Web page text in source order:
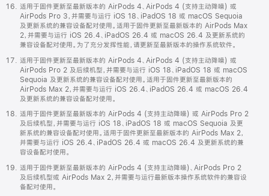
适用于固件更新至最新版本的 AirPods 4、AirPods 4 (支持主动降噪) 或
AirPods Pro 3，并需要与运行 iOS 18、iPadOS 18 或 macOS Sequoia
及更新系统的兼容设备配对使用。适用于固件更新至最新版本的 AirPods Max
2，并需要与运行 iOS 26.4、iPadOS 26.4 或 macOS 26.4 及更新系统的
兼容设备配对使用。为了充分发挥性能，请更新至最新版本的操作系统软件。
适用于固件更新至最新版本的 AirPods 4、AirPods 4 (支持主动降噪) 或
AirPods Pro 2 及后续机型，并需要与运行 iOS 18、iPadOS 18 或 macOS
Sequoia 及更新系统的兼容设备配对使用。适用于固件更新至最新版本的
AirPods Max 2，并需要与运行 iOS 26.4、iPadOS 26.4 或 macOS 26.4
及更新系统的兼容设备配对使用。
适用于固件更新至最新版本的 AirPods 4 (支持主动降噪) 或 AirPods Pro 2
及后续机型，并需要与运行 iOS 18、iPadOS 18 或 macOS Sequoia 及更
新系统的兼容设备配对使用。适用于固件更新至最新版本的 AirPods Max 2，
并需要与运行 iOS 26.4、iPadOS 26.4 或 macOS 26.4 及更新系统的兼
容设备配对使用。
适用于固件更新至最新版本的 AirPods 4 (支持主动降噪)、AirPods Pro 2
及后续机型或 AirPods Max 2，并需要与运行最新版本操作系统软件的兼容设
备配对使用。